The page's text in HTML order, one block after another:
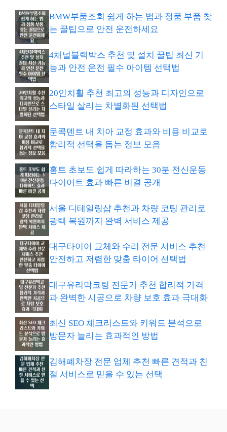
BMW부품조회 쉽게 하는 법과 정품 부품 찾
는 꿀팁으로 안전 운전하세요
4채널블랙박스 추천 및 설치 꿀팁 최신 기
능과 안전 운전 필수 아이템 선택법
20인치휠 추천 최고의 성능과 디자인으로
스타일 살리는 차별화된 선택법
문콕덴트 내 치아 교정 효과와 비용 비교로
합리적 선택을 돕는 정보 모음
홈트 초보도 쉽게 따라하는 30분 전신운동
다이어트 효과 빠른 비결 공개
서울 디테일링샵 추천과 차량 코팅 관리로
광택 복원까지 완벽 서비스 제공
대구타이어 교체와 수리 전문 서비스 추천
안전하고 저렴한 맞춤 타이어 선택법
대구유리막코팅 전문가 추천 합리적 가격
과 완벽한 시공으로 차량 보호 효과 극대화
최신 SEO 체크리스트와 키워드 분석으로
방문자 늘리는 효과적인 방법
김해폐차장 전문 업체 추천 빠른 견적과 친
절 서비스로 믿을 수 있는 선택